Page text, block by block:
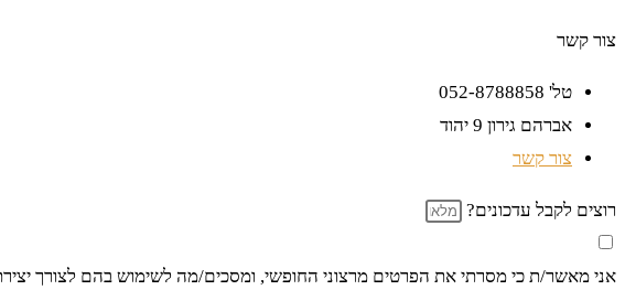
צור קשר
טל' 052-8788858
אברהם גירון 9 יהוד
צור קשר
רוצים לקבל עדכונים?
אני מאשר/ת כי מסרתי את הפרטים מרצוני החופשי, ומסכים/מה לשימוש בהם לצורך